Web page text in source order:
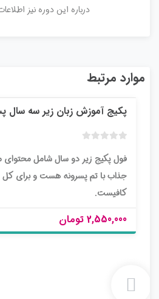
درباره این دوره نیز
موارد مرتبط
پکیج آموزش زبان زیر سه سال
د
و
م
ت
ی
فول پکیج زیر دو سال شامل محتوای
جذاب با تم پسرونه هست و برای
کافیست.
2,550,000 تومان